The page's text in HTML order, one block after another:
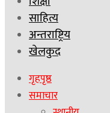
साहित्य
अन्तराष्ट्रिय
खेलकुद
गृहपृष्ठ
समाचार